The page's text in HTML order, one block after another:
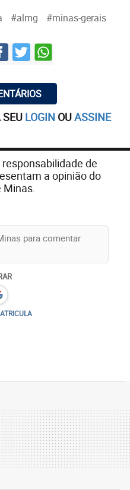
#almg #minas-gerais
LOGIN OUASSINE
de
a opinião do
Minas.